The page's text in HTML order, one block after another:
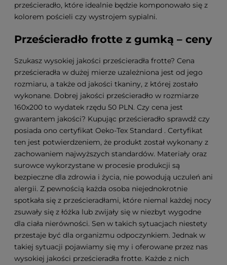
prześcieradło, które idealnie będzie komponowało się z
kolorem pościeli czy wystrojem sypialni.
Prześcieradło frotte z gumką – ceny
Szukasz wysokiej jakości prześcieradła frotte? Cena
prześcieradła w dużej mierze uzależniona jest od jego
rozmiaru, a także od jakości tkaniny, z której zostało
wykonane. Dobrej jakości prześcieradło w rozmiarze
160x200 to wydatek rzędu 50 PLN. Czy cena jest
gwarantem jakości? Kupując prześcieradło sprawdź czy
posiada ono certyfikat Oeko-Tex Standard . Certyfikat
ten jest potwierdzeniem, że produkt został wykonany z
zachowaniem najwyższych standardów. Materiały oraz
surowce wykorzystane w procesie produkcji są
bezpieczne dla zdrowia i życia, nie powodują uczuleń ani
alergii. Z pewnością każda osoba niejednokrotnie
spotkała się z prześcieradłami, które niemal każdej nocy
zsuwały się z łóżka lub zwijały się w niezbyt wygodne
dla ciała nierówności. Sen w takich sytuacjach niestety
przestaje być dla organizmu odpoczynkiem. Jednak w
takiej sytuacji pojawiamy się my i oferowane przez nas
wysokiej jakości prześcieradła frotte. Każde z nich